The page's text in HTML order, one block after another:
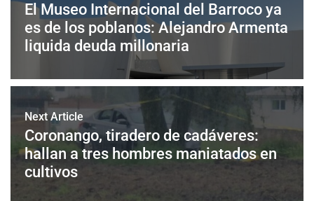
El Museo Internacional del Barroco ya
es de los poblanos: Alejandro Armenta
liquida deuda millonaria
Next Article
Coronango, tiradero de cadáveres:
hallan a tres hombres maniatados en
cultivos